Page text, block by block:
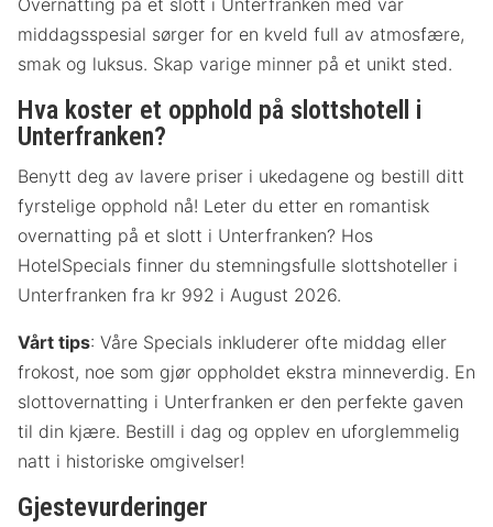
middagsspesial sørger for en kveld full av atmosfære,
smak og luksus. Skap varige minner på et unikt sted.
Hva koster et opphold på slottshotell i
Unterfranken?
Benytt deg av lavere priser i ukedagene og bestill ditt
fyrstelige opphold nå! Leter du etter en romantisk
overnatting på et slott i Unterfranken? Hos
HotelSpecials finner du stemningsfulle slottshoteller i
Unterfranken fra kr 992 i August 2026.
Vårt tips: Våre Specials inkluderer ofte middag eller
frokost, noe som gjør oppholdet ekstra minneverdig. En
slottovernatting i Unterfranken er den perfekte gaven
til din kjære. Bestill i dag og opplev en uforglemmelig
natt i historiske omgivelser!
Gjestevurderinger